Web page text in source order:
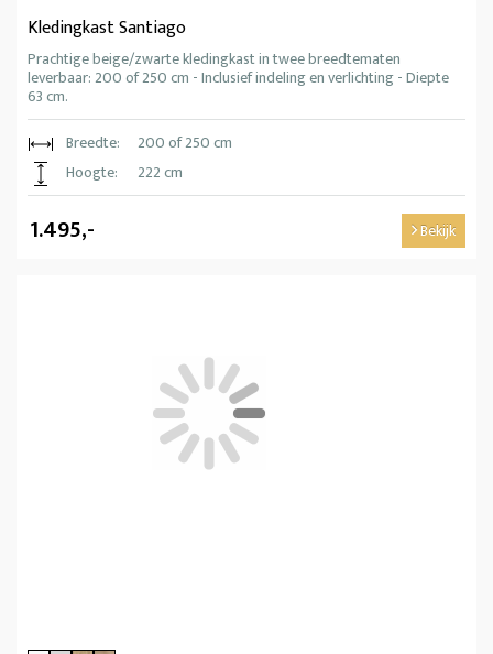
Kledingkast Santiago
Prachtige beige/zwarte kledingkast in twee breedtematen
leverbaar: 200 of 250 cm - Inclusief indeling en verlichting - Diepte
63 cm.
Breedte:
200 of 250 cm
Hoogte:
222 cm
1.495,- Bekijk